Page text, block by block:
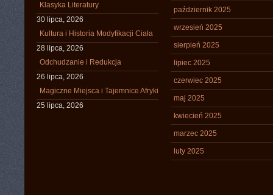
Klasyka Literatury
30 lipca, 2026
Kultura i Historia Modyfikacji Ciała
28 lipca, 2026
Odchudzanie i Redukcja
26 lipca, 2026
Magiczne Miejsca i Tajemnice Afryki
25 lipca, 2026
październik 2025
wrzesień 2025
sierpień 2025
lipiec 2025
czerwiec 2025
maj 2025
kwiecień 2025
marzec 2025
luty 2025